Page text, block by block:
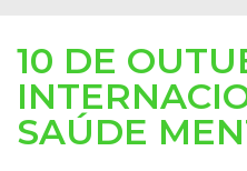
10 DE
SAÚDE